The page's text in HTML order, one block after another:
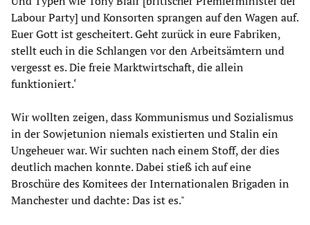
Labour Party] und Konsorten sprangen auf den Wagen auf.
Euer Gott ist gescheitert. Geht zurück in eure Fabriken,
stellt euch in die Schlangen vor den Arbeitsämtern und
vergesst es. Die freie Marktwirtschaft, die allein
funktioniert.‘
Wir wollten zeigen, dass Kommunismus und Sozialismus
in der Sowjetunion niemals existierten und Stalin ein
Ungeheuer war. Wir suchten nach einem Stoff, der dies
deutlich machen konnte. Dabei stieß ich auf eine
Broschüre des Komitees der Internationalen Brigaden in
Manchester und dachte: Das ist es."